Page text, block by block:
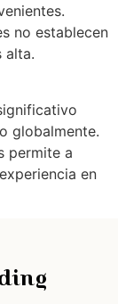
no establecen
alta.
globalmente.
permite a
en